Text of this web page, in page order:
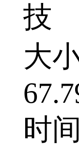
技
大
时